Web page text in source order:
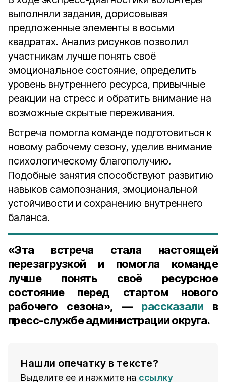
выполняли задания, дорисовывая
предложенные элементы в восьми
квадратах. Анализ рисунков позволил
участникам лучше понять своё
эмоциональное состояние, определить
уровень внутреннего ресурса, привычные
реакции на стресс и обратить внимание на
возможные скрытые переживания.
Встреча помогла команде подготовиться к
новому рабочему сезону, уделив внимание
психологическому благополучию.
Подобные занятия способствуют развитию
навыков самопознания, эмоциональной
устойчивости и сохранению внутреннего
баланса.
«Эта встреча стала настоящей
перезагрузкой и помогла команде
лучше понять своё ресурсное
состояние перед стартом нового
рабочего сезона», — рассказалив
пресс-службе администрации округа.
Нашли опечатку в тексте?
Выделите ее и нажмите на ссылку